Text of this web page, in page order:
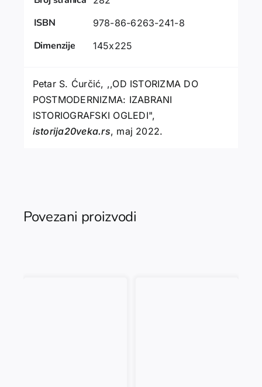
ISBN 978-86-6263-241-8
Dimenzije 145x225
Petar S. Ćurčić, ,,OD ISTORIZMA DO
POSTMODERNIZMA: IZABRANI
ISTORIOGRAFSKI OGLEDI",
istorija20veka.rs, maj 2022.
Povezani proizvodi